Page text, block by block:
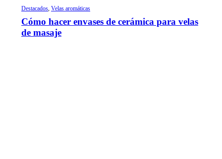
Destacados Velas aromáticas
Cómo hacer envases de cerámica para velas
de masaje